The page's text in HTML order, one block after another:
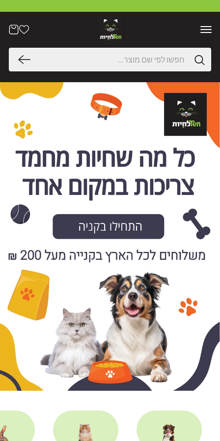
הרשימה
שליעֲגָלָה